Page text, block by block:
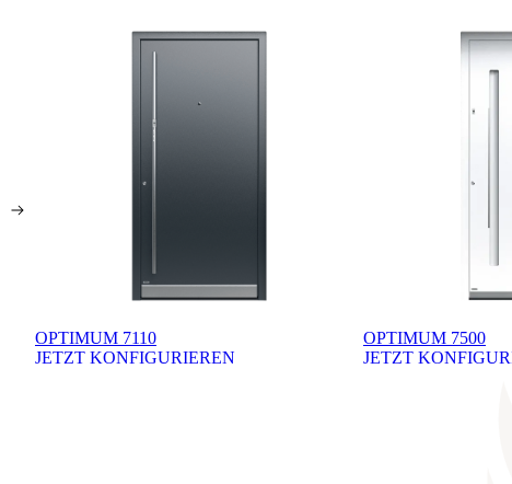
OPTIMUM 7110
JETZT KONFIGURIEREN
OPTIMUM 7500
JETZT